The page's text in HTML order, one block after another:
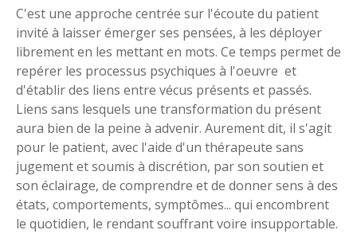
C'est une approche centrée sur l'écoute du patient
invité à laisser émerger ses pensées, à les déployer
librement en les mettant en mots. Ce temps permet de
repérer les processus psychiques à l'oeuvre et
d'établir des liens entre vécus présents et passés.
Liens sans lesquels une transformation du présent
aura bien de la peine à advenir. Aurement dit, il s'agit
pour le patient, avec l'aide d'un thérapeute sans
jugement et soumis à discrétion, par son soutien et
son éclairage, de comprendre et de donner sens à des
états, comportements, symptômes... qui encombrent
le quotidien, le rendant souffrant voire insupportable.